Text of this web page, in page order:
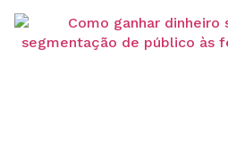
no Programa de Afiliados da
as comissões podem chegar